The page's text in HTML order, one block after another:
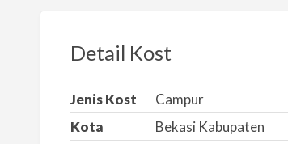
a
m
a
Detail Kost
Jenis Kost
Campur
Kota
Bekasi Kabupaten